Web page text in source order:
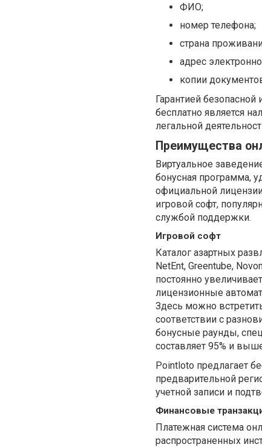
ФИО;
номер телефона;
страна
адрес
копии
Гарантией
бесплатно является
легальной
Преимущества
Виртуальное
бонусная программа,
официальной
игровой софт,
службой поддержки.
Игровой софт
Каталог азартных
NetEnt, Greentube,
постоянно
лицензионные
Здесь можно
соответствии с
бонусные раунды,
составляет 95% и
Pointloto предлагает
предварительной
учетной записи и
Финансовые
Платежная система
распространенных